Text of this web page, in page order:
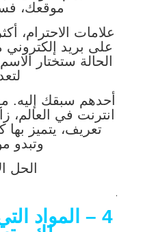
موقعك،
علامات الاحترام،
على بريد
الحالة ستختار
أحدهم سبقك إليه.
انترنت في العالم،
تعريف، يتميز
وتبدو
الحل
.
4 – المواد